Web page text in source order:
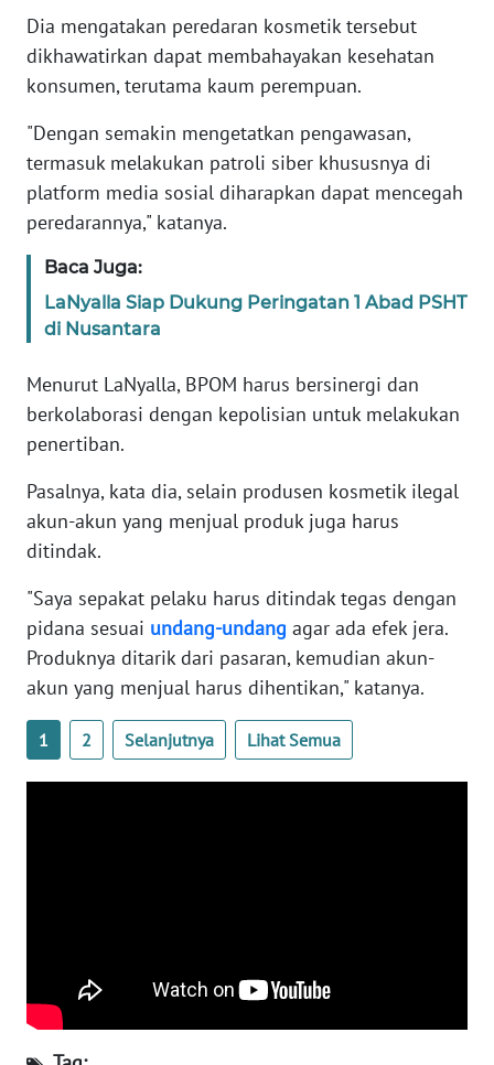
Dia mengatakan peredaran kosmetik tersebut
dikhawatirkan dapat membahayakan kesehatan
konsumen, terutama kaum perempuan.
"Dengan semakin mengetatkan pengawasan,
termasuk melakukan patroli siber khususnya di
platform media sosial diharapkan dapat mencegah
peredarannya," katanya.
Baca Juga:
LaNyalla Siap Dukung Peringatan 1 Abad PSHT
di Nusantara
Menurut LaNyalla, BPOM harus bersinergi dan
berkolaborasi dengan kepolisian untuk melakukan
penertiban.
Pasalnya, kata dia, selain produsen kosmetik ilegal
akun-akun yang menjual produk juga harus
ditindak.
"Saya sepakat pelaku harus ditindak tegas dengan
pidana sesuai undang-undang agar ada efek jera.
Produknya ditarik dari pasaran, kemudian akun-
akun yang menjual harus dihentikan," katanya.
1 2 Selanjutnya Lihat Semua
KARIR
DISCLAIMER
WN
JAKARTA
JABAR
BANTEN
WN
NTT
WN
WN